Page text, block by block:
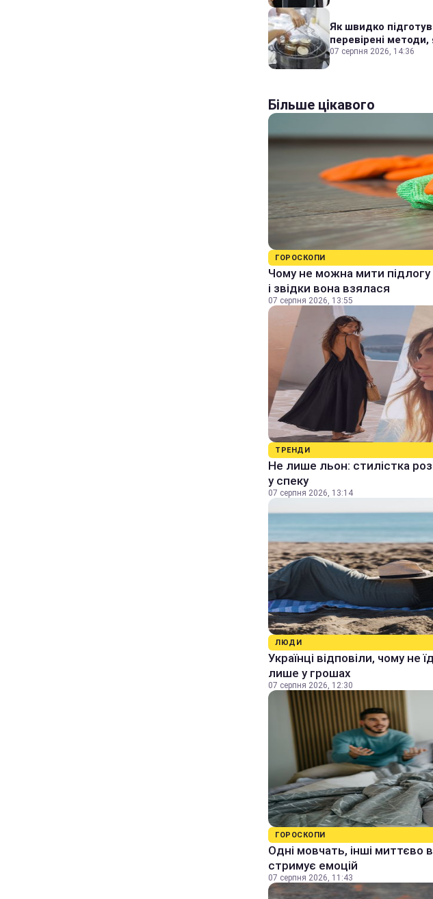
Як швидко
перевірені
07 серпня 2026, 14:36
Більше цікавого
ГОРОСКОПИ
Чому не можна мити
і звідки вона взялася
07 серпня 2026, 13:55
ТРЕНДИ
Не лише льон: стилістка
у спеку
07 серпня 2026, 13:14
ЛЮДИ
Українці відповіли, чому не
лише у грошах
07 серпня 2026, 12:30
ГОРОСКОПИ
Одні мовчать, інші миттєво
стримує емоцій
07 серпня 2026, 11:43